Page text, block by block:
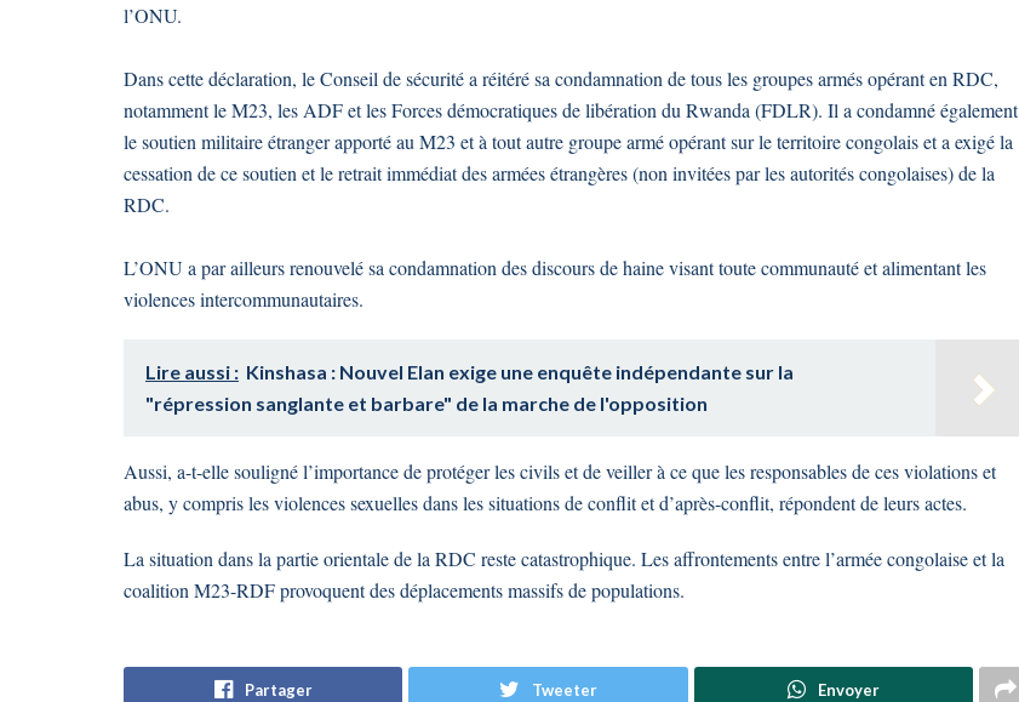
l’ONU.
Dans cette déclaration, le Conseil de sécurité a réitéré sa condamnation de tous les groupes armés opérant en RDC,
notamment le M23, les ADF et les Forces démocratiques de libération du Rwanda (FDLR). Il a condamné également
le soutien militaire étranger apporté au M23 et à tout autre groupe armé opérant sur le territoire congolais et a exigé la
cessation de ce soutien et le retrait immédiat des armées étrangères (non invitées par les autorités congolaises) de la
RDC.
L’ONU a par ailleurs renouvelé sa condamnation des discours de haine visant toute communauté et alimentant les
violences intercommunautaires.
Lire aussi : Kinshasa : Nouvel Elan exige une enquête indépendante sur la
"répression sanglante et barbare" de la marche de l'opposition
Aussi, a-t-elle souligné l’importance de protéger les civils et de veiller à ce que les responsables de ces violations et
abus, y compris les violences sexuelles dans les situations de conflit et d’après-conflit, répondent de leurs actes.
La situation dans la partie orientale de la RDC reste catastrophique. Les affrontements entre l’armée congolaise et la
coalition M23-RDF provoquent des déplacements massifs de populations.
Partager Tweeter Envoyer